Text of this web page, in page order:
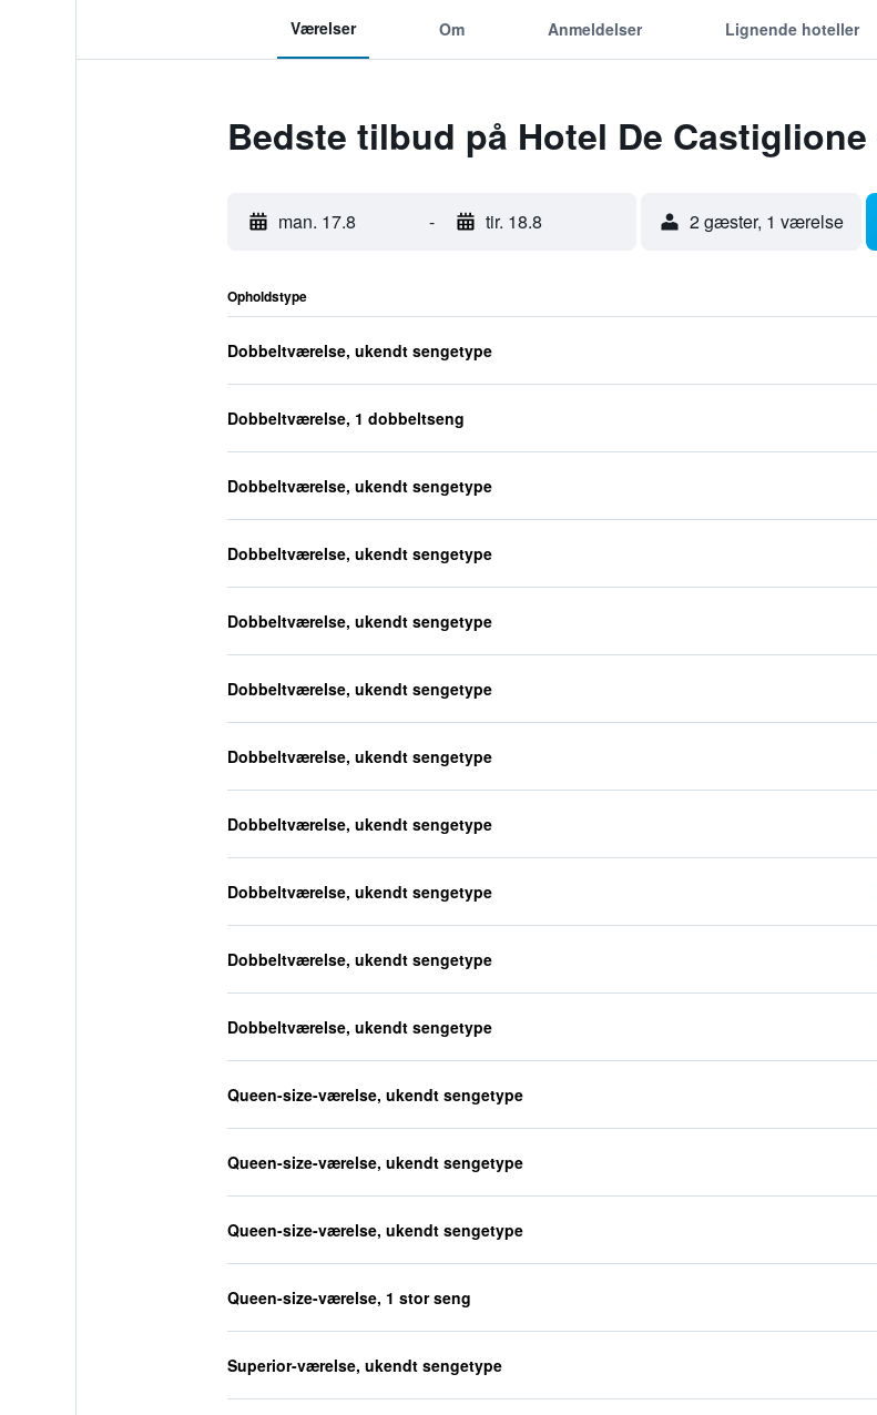
Værelser Om Anmeldelser Lignende hoteller
Bedste tilbud på Hotel De Castiglione
man. 17.8 - tir. 18.8 2 gæster, 1 værelse
Opholdstype
Dobbeltværelse, ukendt sengetype
Dobbeltværelse, 1 dobbeltseng
Dobbeltværelse, ukendt sengetype
Dobbeltværelse, ukendt sengetype
Dobbeltværelse, ukendt sengetype
Dobbeltværelse, ukendt sengetype
Dobbeltværelse, ukendt sengetype
Dobbeltværelse, ukendt sengetype
Dobbeltværelse, ukendt sengetype
Dobbeltværelse, ukendt sengetype
Dobbeltværelse, ukendt sengetype
Queen-size-værelse, ukendt sengetype
Queen-size-værelse, ukendt sengetype
Queen-size-værelse, ukendt sengetype
Queen-size-værelse, 1 stor seng
Superior-værelse, ukendt sengetype